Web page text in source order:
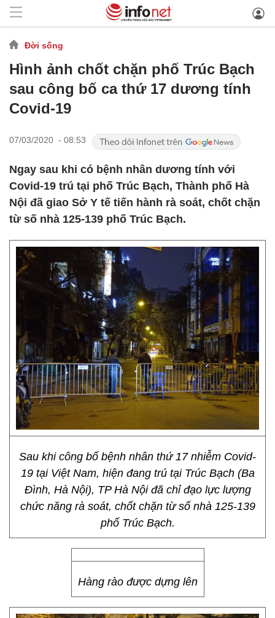
Đời sống
Hình ảnh chốt chặn phố Trúc Bạch
sau công bố ca thứ 17 dương tính
Covid-19
07/03/2020 - 08:53
Ngay sau khi có bệnh nhân dương tính với
Covid-19 trú tại phố Trúc Bạch, Thành phố Hà
Nội đã giao Sở Y tế tiến hành rà soát, chốt chặn
từ số nhà 125-139 phố Trúc Bạch.
Sau khi công bố bệnh nhân thứ 17 nhiễm Covid-
19 tại Việt Nam, hiện đang trú tại Trúc Bạch (Ba
Đình, Hà Nội), TP Hà Nội đã chỉ đạo lực lượng
chức năng rà soát, chốt chặn từ số nhà 125-139
phố Trúc Bạch.
Hàng rào được dựng lên